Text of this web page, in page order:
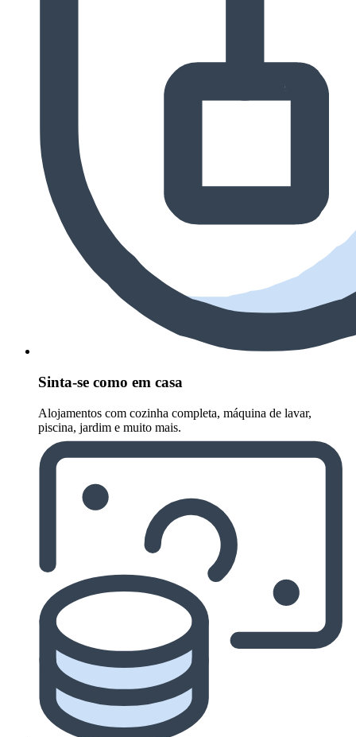
Sinta-se como em casa
Alojamentos com cozinha completa, máquina de lavar,
piscina, jardim e muito mais.